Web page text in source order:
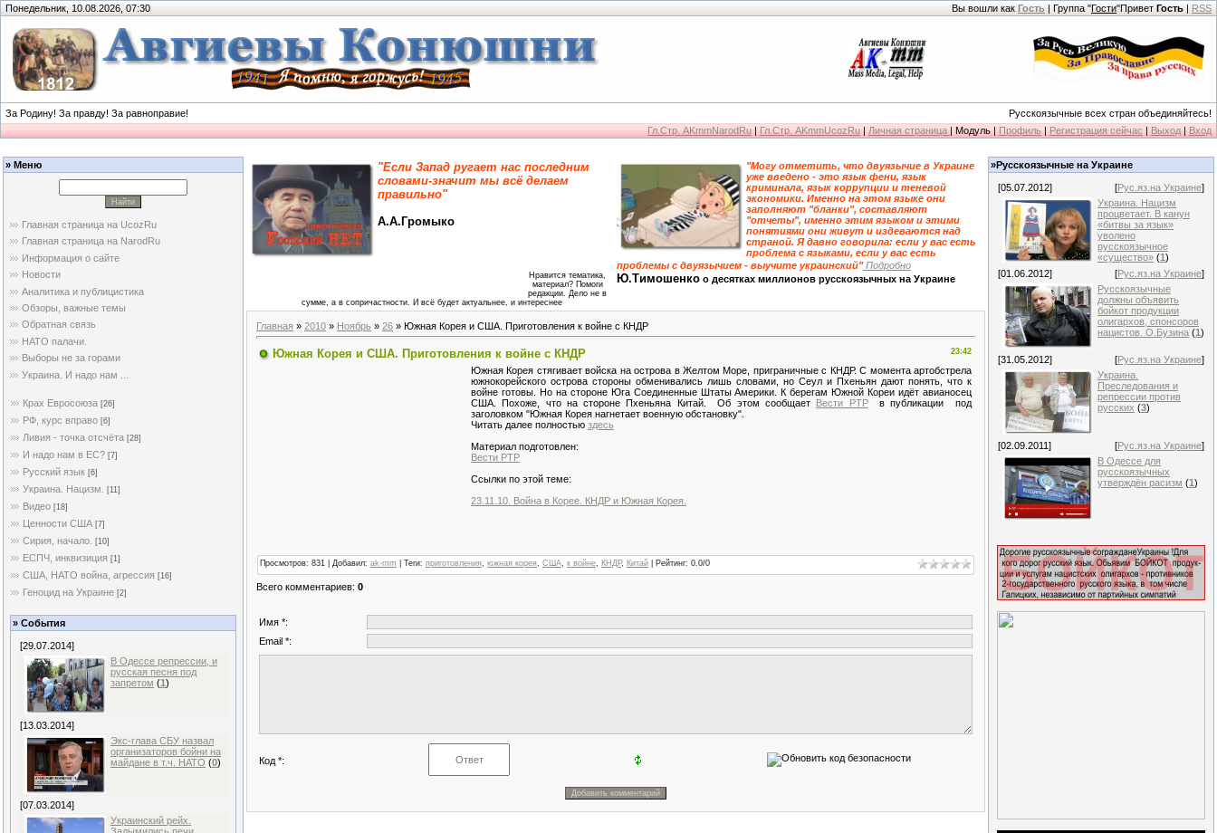
Понедельник, 10.08.2026, 07:30 Вы вошли как Гость | Группа "Гости"Привет Гость | RSS
За Родину! За правду! За равноправие!
Русскоязычные всех стран объединяйтесь!
Гл.Стр. AKmmNarodRu | Гл.Стр. AKmmUcozRu | Личная страница | Модуль | Профиль | Регистрация сейчас | Выход | Вход
» Меню
Главная страница на UcozRu
Главная страница на NarodRu
Информация о сайте
Новости
Аналитика и публицистика
Обзоры, важные темы
Обратная связь
НАТО палачи.
Выборы не за горами
Украина. И надо нам ...
Крах Евросоюза [26]
РФ, курс вправо [6]
Ливия - точка отсчёта [28]
И надо нам в ЕС? [7]
Русский язык [6]
Украина. Нацизм. [11]
Видео [18]
Ценности США [7]
Сирия, начало. [10]
ЕСПЧ, инквизиция [1]
США, НАТО война, агрессия [16]
Геноцид на Украине [2]
» События
[29.07.2014]
В Одессе репрессии, и
русская песня под
запретом (1)
[13.03.2014]
Экс-глава СБУ назвал
организаторов бойни на
майдане в т.ч. НАТО (0)
[07.03.2014]
Украинский рейх.
"Если Запад ругает нас последним
словами-значит мы всё делаем
правильно"
А.А.Громыко
"Могу отметить, что двуязычие в Украине
уже введено - это язык фени, язык
криминала, язык коррупции и теневой
экономики. Именно на этом языке они
заполняют "бланки", составляют
"отчеты", именно этим языком и этими
понятиями они живут и издеваются над
страной. Я давно говорила: если у вас есть
проблема с языками, если у вас есть
проблемы с двуязычием - выучите украинский"Подробно
Ю.Тимошенко о десятках миллионов русскоязычных на Украине
Нравится тематика,
материал? Помоги
редакции. Дело не в
сумме, а в сопричастности. И всё будет актуальнее, и интереснее
Главная » 2010 » Ноябрь » 26 » Южная Корея и США. Приготовления к войне с КНДР
23:42
Южная Корея и США. Приготовления к войне с КНДР
Южная Корея стягивает войска на острова в Желтом Море, приграничные с КНДР. С момента артобстрела
южнокорейского острова стороны обменивались лишь словами, но Сеул и Пхеньян дают понять, что к
войне готовы. Но на стороне Юга Соединенные Штаты Америки. К берегам Южной Кореи идёт авианосец
США. Похоже, что на стороне Пхеньяна Китай. Об этом сообщает Вести РТРв публикации под
заголовком "Южная Корея нагнетает военную обстановку".
Читать далее полностью здесь
Материал подготовлен:
Вести РТР
Ссылки по этой теме:
23.11.10. Война в Корее. КНДР и Южная Корея.
Просмотров: 831 | Добавил: ak-mm Теги: приготовления южная корея США к войне КНДР, Китай Рейтинг: 0.0/0
Всего комментариев: 0
Имя *:
Email *:
Код *:
»Русскоязычные на Украине
[05.07.2012] [Рус.яз.на Украине]
Украина. Нацизм
процветает. В канун
«битвы за язык»
уволено
русскоязычное
«существо» (1)
[01.06.2012]
[Рус.яз.на Украине]
Русскоязычные
должны объявить
бойкот продукции
олигархов, спонсоров
нацистов. О.Бузина (1)
[31.05.2012] [Рус.яз.на Украине]
Украина.
Преследования и
репрессии против
русских (3)
[02.09.2011] [Рус.яз.на Украине]
В Одессе для
русскоязычных
утверждён расизм (1)